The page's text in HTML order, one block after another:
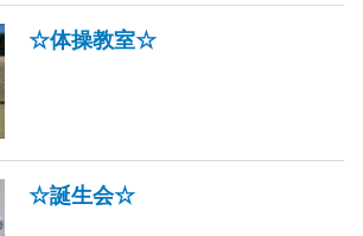
☆体操教室☆
☆誕生会☆